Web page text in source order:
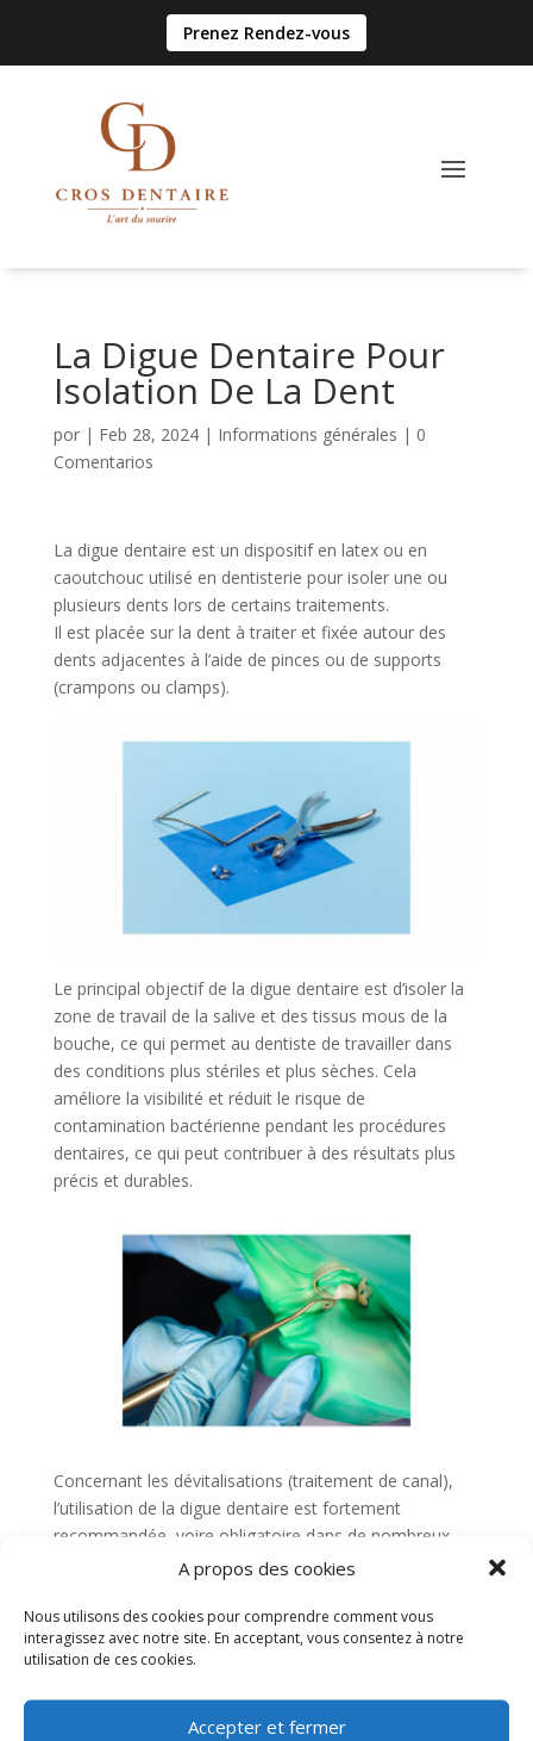
A propos des cookies
Nous utilisons des cookies pour comprendre comment vous
interagissez avec notre site. En acceptant, vous consentez à notre
utilisation de ces cookies.
Accepter et fermer
Prenez Rendez-vous
La Digue Dentaire Pour
Isolation De La Dent
por | Feb 28, 2024| Informations générales | 0
Comentarios
La digue dentaire est un dispositif en latex ou en
caoutchouc utilisé en dentisterie pour isoler une ou
plusieurs dents lors de certains traitements.
Il est placée sur la dent à traiter et fixée autour des
dents adjacentes à l’aide de pinces ou de supports
(crampons ou clamps).
Le principal objectif de la digue dentaire est d’isoler la
zone de travail de la salive et des tissus mous de la
bouche, ce qui permet au dentiste de travailler dans
des conditions plus stériles et plus sèches. Cela
améliore la visibilité et réduit le risque de
contamination bactérienne pendant les procédures
dentaires, ce qui peut contribuer à des résultats plus
précis et durables.
Concernant les dévitalisations (traitement de canal),
l’utilisation de la digue dentaire est fortement
recommandée, voire obligatoire dans de nombreux
cas. Cela est dû au fait que le digue fournit un
la contamination par la salive et assurant un
environnement stérile pour la procédure. De plus, il
accidentelle d’instruments ou de substances utilisées
pendant le traitement. En somme, l’utilisation de la